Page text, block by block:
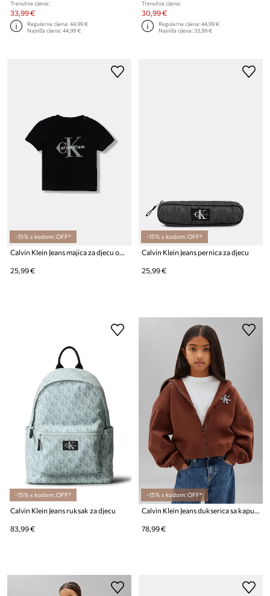
Trenutna cijena:
33,99 €
Regularna cijena:44,99 €
Najniža cijena:44,99 €
Trenutna cijena:
30,99 €
Regularna cijena:44,99 €
Najniža cijena:33,99 €
-15% s kodom: OFF*
Calvin Klein Jeans majica za djecu od pamuka s elastanom
25,99 €
-15% s kodom: OFF*
Calvin Klein Jeans pernica za djecu
25,99 €
-15% s kodom: OFF*
Calvin Klein Jeans ruksak za djecu
83,99 €
-15% s kodom: OFF*
78,99 €